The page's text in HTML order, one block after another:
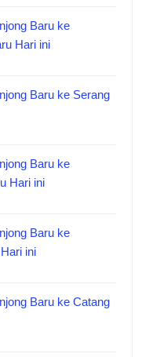
Baru ke
Hari ini
Baru ke Serang
Baru ke
Hari ini
Baru ke
ini
Baru ke Catang